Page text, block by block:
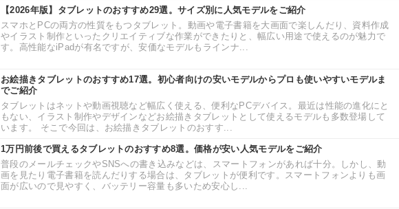
【2026年版】タブレットのおすすめ29選。サイズ別に人気モデルをご紹介
スマホとPCの両方の性質をもつタブレット。動画や電子書籍を大画面で楽しんだり、資料作成
やイラスト制作といったクリエイティブな作業ができたりと、幅広い用途で使えるのが魅力で
す。高性能なiPadが有名ですが、安価なモデルもラインナ...
お絵描きタブレットのおすすめ17選。初心者向けの安いモデルからプロも使いやすいモデルま
でご紹介
タブレットはネットや動画視聴など幅広く使える、便利なPCデバイス。最近は性能の進化にと
もない、イラスト制作やデザインなどお絵描きタブレットとして使えるモデルも多数登場して
います。 そこで今回は、お絵描きタブレットのおすす...
1万円前後で買えるタブレットのおすすめ8選。価格が安い人気モデルをご紹介
普段のメールチェックやSNSへの書き込みなどは、スマートフォンがあれば十分。しかし、動
画を見たり電子書籍を読んだりする場合は、タブレットが便利です。スマートフォンよりも画
面が広いので見やすく、バッテリー容量も多いため安心し...